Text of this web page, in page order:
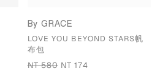
By GRACE
LOVE YOU BEYOND STARS帆
布包
NT 580 NT 174